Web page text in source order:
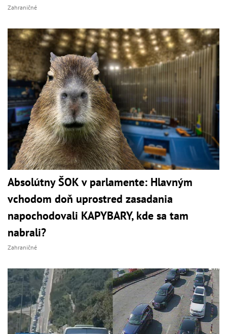
Zahraničné
Absolútny ŠOK v parlamente: Hlavným
vchodom doň uprostred zasadania
napochodovali KAPYBARY, kde sa tam
nabrali?
Zahraničné